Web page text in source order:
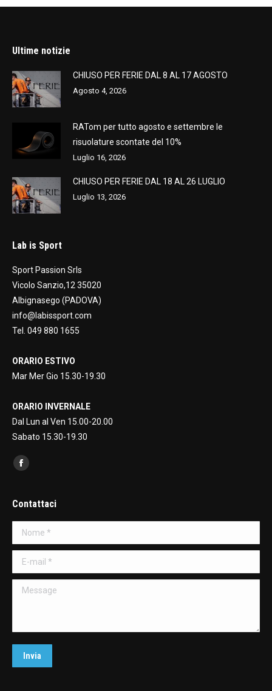
Ultime notizie
CHIUSO PER FERIE DAL 8 AL 17 AGOSTO
Agosto 4, 2026
RATom per tutto agosto e settembre le
risuolature scontate del 10%
Luglio 16, 2026
CHIUSO PER FERIE DAL 18 AL 26 LUGLIO
Luglio 13, 2026
Lab is Sport
Sport Passion Srls
Vicolo Sanzio,12 35020
Albignasego (PADOVA)
info@labissport.com
Tel. 049 880 1655
ORARIO ESTIVO
Mar Mer Gio 15.30-19.30
ORARIO INVERNALE
Dal Lun al Ven 15.00-20.00
Sabato 15.30-19.30
Find us on:
Facebook
opens
new
window
Contattaci
Nome *
E-mail *
Message
Invia